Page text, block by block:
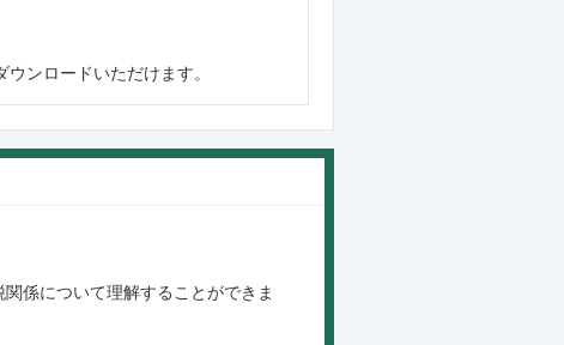
ンロードいただけます。
係について理解することができま